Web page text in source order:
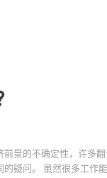
景的不确定性，许多
疑问。 虽然很多工作